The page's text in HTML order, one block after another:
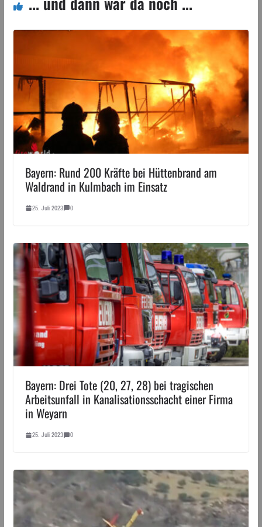
Bayern: Rund 200 Kräfte bei Hüttenbrand am
Waldrand in Kulmbach im Einsatz
25. Juli 2023 0
Bayern: Drei Tote (20, 27, 28) bei tragischen
Arbeitsunfall in Kanalisationsschacht einer Firma
in Weyarn
25. Juli 2023 0